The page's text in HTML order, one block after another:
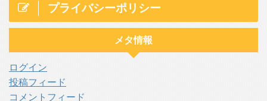
プライバシーポリシー
メタ情報
ログイン
投稿フィード
コメントフィード